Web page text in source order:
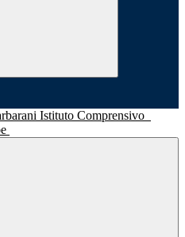
Istituto Comprensivo